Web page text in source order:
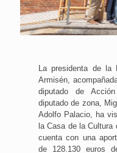
La presidenta de la
Armisén,
diputado de
diputado de zona,
Adolfo Palacio, ha
la Casa de la
cuenta con una
de 128.130 euros